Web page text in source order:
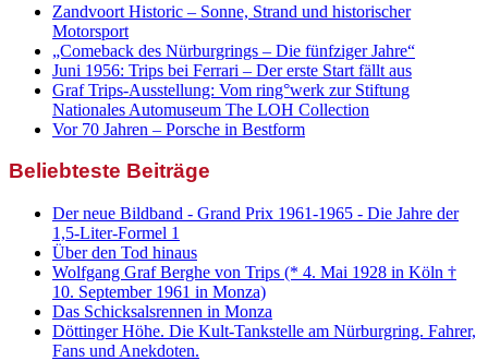
Zandvoort Historic – Sonne, Strand und historischer
Motorsport
„Comeback des Nürburgrings – Die fünfziger Jahre“
Juni 1956: Trips bei Ferrari – Der erste Start fällt aus
Graf Trips-Ausstellung: Vom ring°werk zur Stiftung
Nationales Automuseum The LOH Collection
Vor 70 Jahren – Porsche in Bestform
Beliebteste Beiträge
Der neue Bildband - Grand Prix 1961-1965 - Die Jahre der
1,5-Liter-Formel 1
Über den Tod hinaus
Wolfgang Graf Berghe von Trips (* 4. Mai 1928 in Köln †
10. September 1961 in Monza)
Das Schicksalsrennen in Monza
Döttinger Höhe. Die Kult-Tankstelle am Nürburgring. Fahrer,
Fans und Anekdoten.